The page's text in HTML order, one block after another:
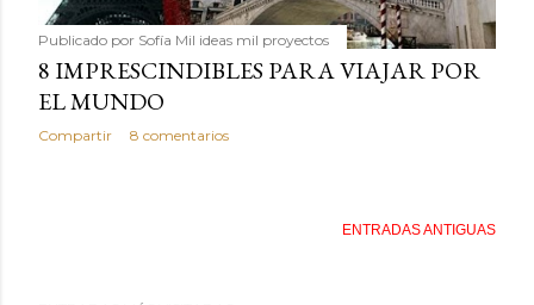
Publicado por Sofía Mil ideas mil proyectos
8 IMPRESCINDIBLES PARA VIAJAR POR
EL MUNDO
Compartir 8 comentarios
ENTRADAS ANTIGUAS